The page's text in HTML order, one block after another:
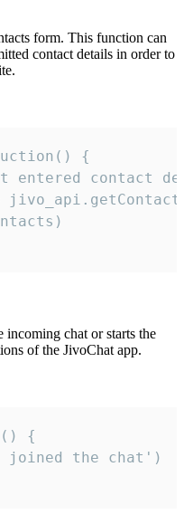
form. This function can
contact details in order to
{
entered contact
incoming chat or starts the
of the JivoChat app.
{